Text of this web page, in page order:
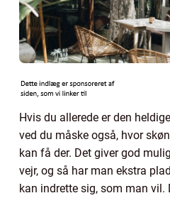
Hvis du allerede er den
ved du måske også, hvor
kan få der. Det giver god
vejr, og så har man ekstra
kan indrette sig, som man vil.